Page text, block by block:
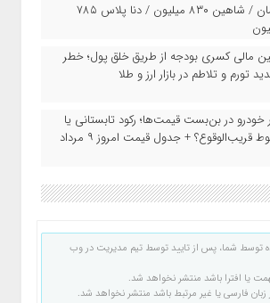
تومان / شاهین ۸۳۰ میلیون / دنا پلاس ۷۸۵
مالی کسری بودجه از طریق خلق پول؛ خطر
تورم و تلاطم در بازار ارز و طلا
خودرو در بن‌بست قیمت‌ها؛ رکود تابستانی یا
قریب‌الوقوع؟ + جدول قیمت امروز ۹ مرداد
توسط شما، پس از تایید توسط تیم مدیریت در وب
یا افترا باشد منتشر نخواهد شد.
زبان فارسی یا غیر مرتبط باشد منتشر نخواهد شد.